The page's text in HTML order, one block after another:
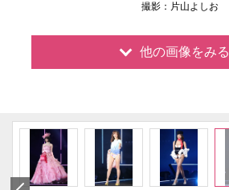
撮影：片山よしお
他の画像をみる